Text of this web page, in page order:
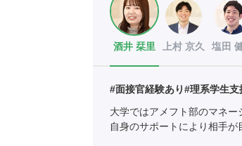
酒井 栞里 上村 京久 塩田
#面接官経験あり#理系学生支
大学ではアメフト部のマネー
自身のサポートにより相手